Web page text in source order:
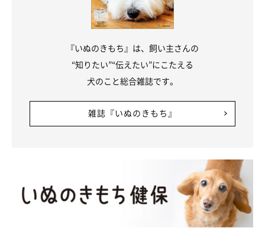
『いぬのきもち』は、飼い主さんの
“知りたい”“伝えたい”にこたえる
犬のこと総合雑誌です。
雑誌『いぬのきもち』